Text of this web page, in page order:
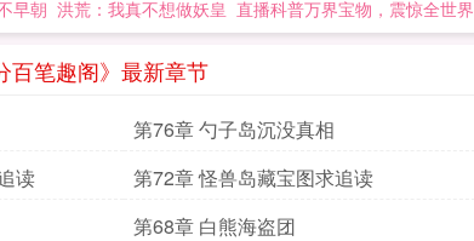
早朝 洪荒：我真不想做妖皇 直播科普万界宝物，震惊全世界
百笔趣阁》最新章节
第76章 勺子岛沉没真相
读
第72章 怪兽岛藏宝图求追读
第68章 白熊海盗团